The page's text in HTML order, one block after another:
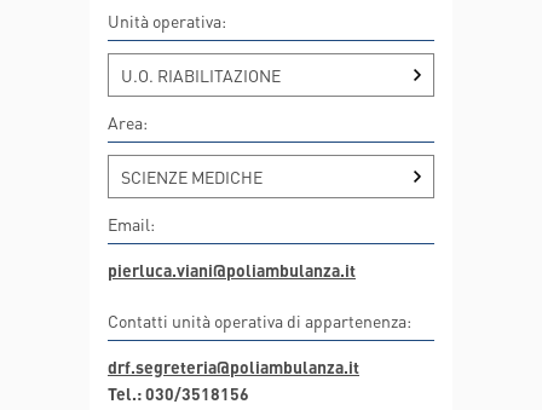
Unità operativa:
U.O. RIABILITAZIONE
Area:
SCIENZE MEDICHE
Email:
pierluca.viani@poliambulanza.it
Contatti unità operativa di appartenenza:
drf.segreteria@poliambulanza.it
Tel.: 030/3518156